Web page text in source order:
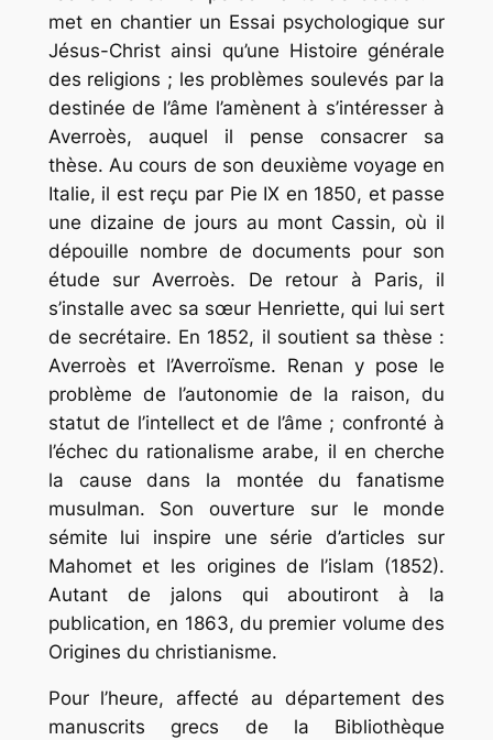
met en chantier un Essai psychologique sur
Jésus-Christainsi qu’une Histoire générale
des religions ; les problèmes soulevés par la
destinée de l’âme l’amènent à s’intéresser à
Averroès, auquel il pense consacrer sa
thèse. Au cours de son deuxième voyage en
Italie, il est reçu par Pie IX en 1850, et passe
une dizaine de jours au mont Cassin, où il
dépouille nombre de documents pour son
étude sur Averroès. De retour à Paris, il
s’installe avec sa sœur Henriette, qui lui sert
de secrétaire. En 1852, il soutient sa thèse :
Averroès et l’Averroïsme. Renan y pose le
problème de l’autonomie de la raison, du
statut de l’intellect et de l’âme ; confronté à
l’échec du rationalisme arabe, il en cherche
la cause dans la montée du fanatisme
musulman. Son ouverture sur le monde
sémite lui inspire une série d’articles sur
Mahomet et les origines de l’islam (1852).
Autant de jalons qui aboutiront à la
publication, en 1863, du premier volume des
Origines du christianisme.
Pour l’heure, affecté au département des
manuscrits grecs de la Bibliothèque